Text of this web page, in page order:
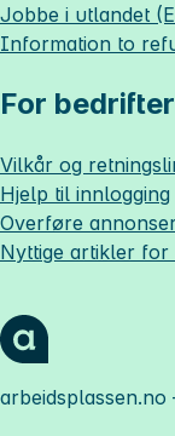
Jobbe i utlandet
Information to
For bedrifter
Vilkår og
Hjelp til innlogging
Overføre
Nyttige artikler for
arbeidsplassen.no